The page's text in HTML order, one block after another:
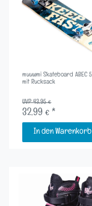
muuwmi Skateboard ABEC 5
mit Rucksack
UVP 43,95 €
32,99 € *
In den Warenkorb